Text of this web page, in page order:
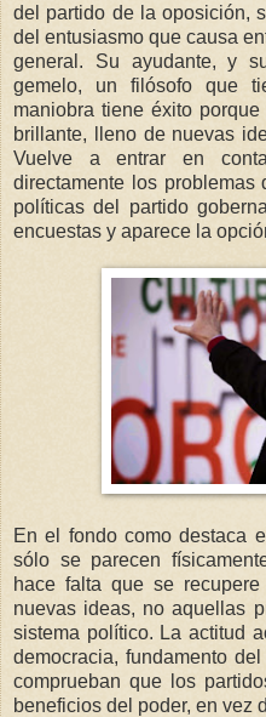
del partido de la oposición,
del entusiasmo que causa
general. Su ayudante, y
gemelo, un filósofo que
maniobra tiene éxito
brillante, lleno de nuevas
Vuelve a entrar en
directamente los
políticas del partido
encuestas y aparece la
En el fondo como destaca
sólo se parecen
hace falta que se
nuevas ideas, no aquellas
sistema político. La actitud
democracia, fundamento
comprueban que los
beneficios del poder, en vez